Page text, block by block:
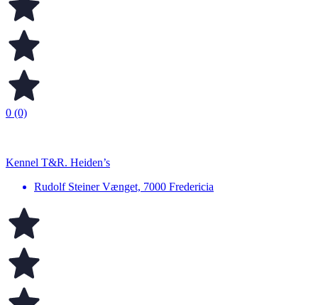
0 (0)
Kennel T&R. Heiden’s
Rudolf Steiner Vænget, 7000 Fredericia